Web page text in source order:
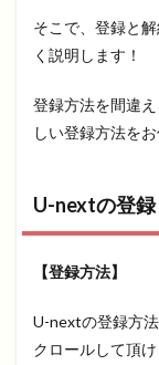
そこで、登録と
く説明します！
登録方法を間違
しい登録方法をお
U-nextの登
【登録方法】
U-nextの登録方
クロールして頂